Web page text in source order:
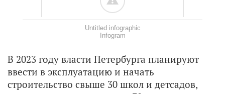
Untitled infographic
Infogram
В 2023 году власти Петербурга планируют
ввести в эксплуатацию и начать
строительство свыше 30 школ и детсадов,